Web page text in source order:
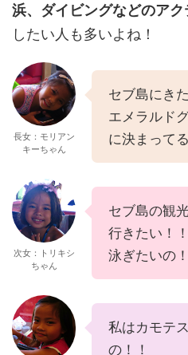
浜、ダイビングなどのア
したい人も多いよね！
長女：モリアン
キーちゃん
セブ島にき
エメラルド
に決まって
次女：トリキシ
ちゃん
セブ島の観
行きたい！
泳ぎたいの！
私はカモテ
の！！